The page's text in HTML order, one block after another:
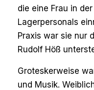
die eine Frau in
Lagerpersonals
Praxis war sie nur
Rudolf Höß
Groteskerweise
und Musik.